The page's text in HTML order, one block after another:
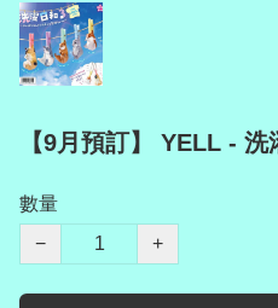
【9月預訂】 YELL - 洗
數量
−
+